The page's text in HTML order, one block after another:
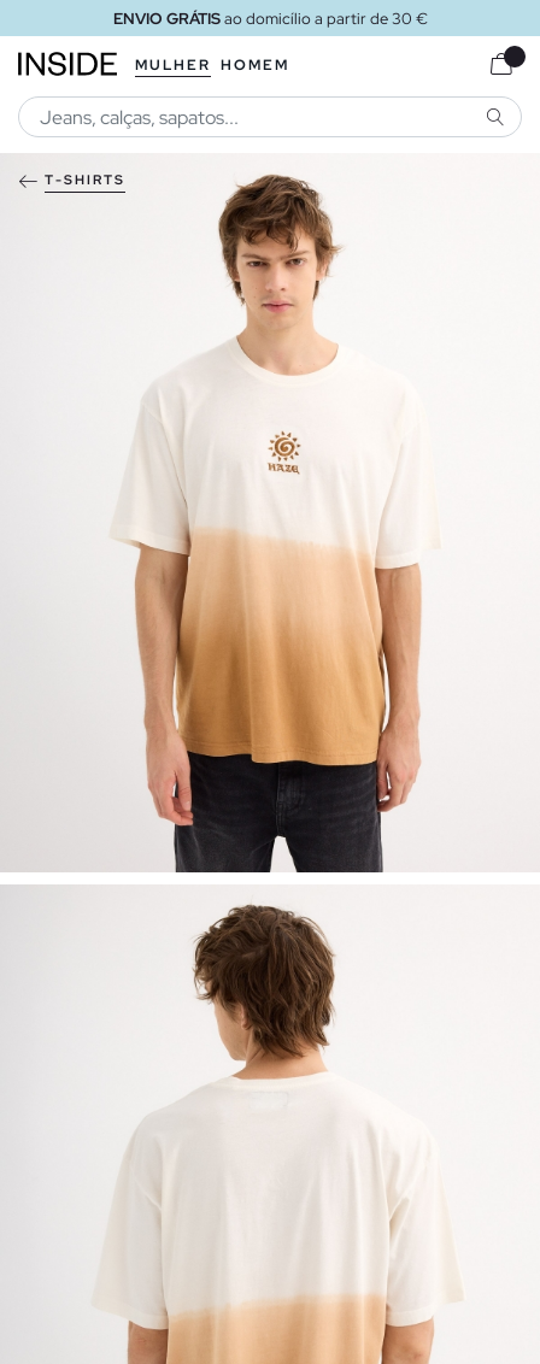
ENVIO GRÁTISao domicílio a partir de 30 €
MULHER HOMEM
T-SHIRTS